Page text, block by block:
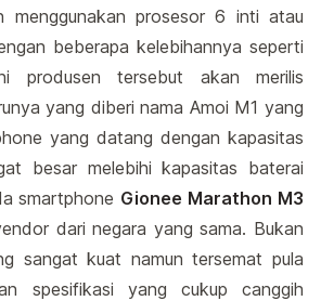
menggunakan prosesor 6 inti atau
beberapa kelebihannya seperti
produsen tersebut akan merilis
yang diberi nama Amoi M1 yang
yang datang dengan kapasitas
besar melebihi kapasitas baterai
smartphone Gionee Marathon M3
dari negara yang sama. Bukan
sangat kuat namun tersemat pula
spesifikasi yang cukup canggih